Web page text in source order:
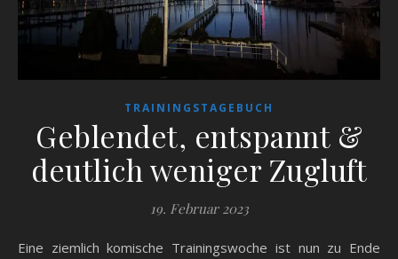
TRAININGSTAGEBUCH
Geblendet, entspannt &
deutlich weniger Zugluft
19. Februar 2023
Eine ziemlich komische Trainingswoche ist nun zu Ende